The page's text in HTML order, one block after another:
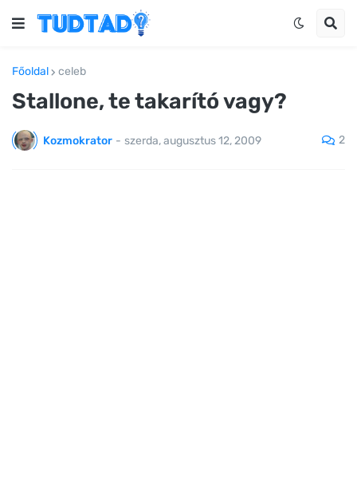
Főoldal celeb
Stallone, te takarító vagy?
Kozmokrator - szerda, augusztus 12, 2009 2